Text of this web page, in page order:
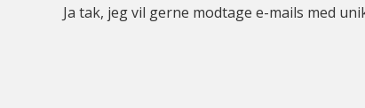
Ja tak, jeg vil gerne modtage e-mails med